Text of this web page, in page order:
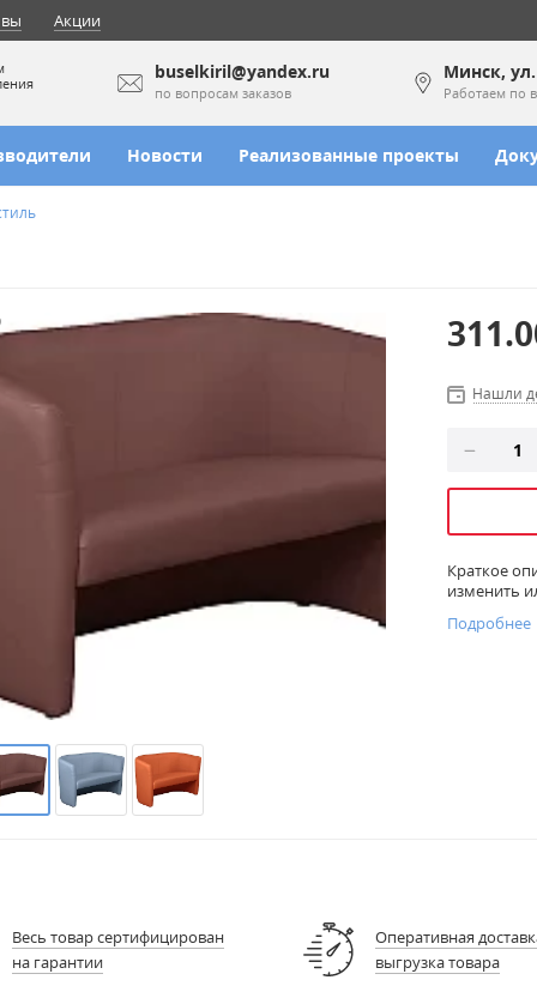
Акции
buselkiril@yandex.ru
по вопросам заказов
Минск,
Работаем по
Новости Реализованные проекты
Нашли
Краткое
изменить
Подробнее
Весь товар сертифицирован
на гарантии
Оперативная
выгрузка товара